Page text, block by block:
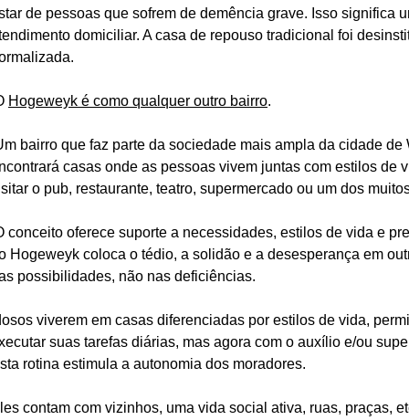
de pessoas que sofrem de demência grave. Isso significa
domiciliar. A casa de repouso tradicional foi
Hogeweyk é como qualquer outro bairro.
casas onde as pessoas vivem juntas com estilos de
o pub, restaurante, teatro, supermercado ou um dos
Hogeweyk coloca o tédio, a solidão e a desesperança em
possibilidades, não nas deficiências.
viverem em casas diferenciadas por estilos de vida,
suas tarefas diárias, mas agora com o auxílio e/ou
rotina estimula a autonomia dos moradores.
contam com vizinhos, uma vida social ativa, ruas, praças,